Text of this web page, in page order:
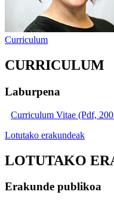
Curriculum
CURRICULUM
Laburpena
Curriculum Vitae (Pdf,
Lotutako erakundeak
LOTUTAKO
Erakunde publikoa